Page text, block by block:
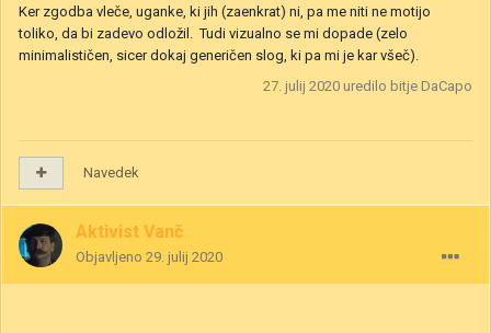
Ker zgodba vleče, uganke, ki jih (zaenkrat) ni, pa me niti ne motijo
toliko, da bi zadevo odložil. Tudi vizualno se mi dopade (zelo
minimalističen, sicer dokaj generičen slog, ki pa mi je kar všeč).
27. julij 2020 uredilo bitje DaCapo
Navedek
Aktivist Vanč
Objavljeno 29. julij 2020